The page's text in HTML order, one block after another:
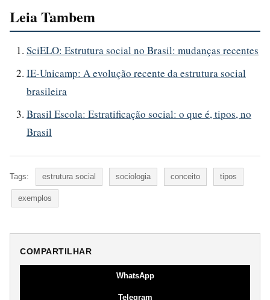
Leia Tambem
SciELO: Estrutura social no Brasil: mudanças recentes
IE-Unicamp: A evolução recente da estrutura social
brasileira
Brasil Escola: Estratificação social: o que é, tipos, no
Brasil
Tags: estrutura social sociologia conceito tipos
exemplos
COMPARTILHAR
WhatsApp
Telegram